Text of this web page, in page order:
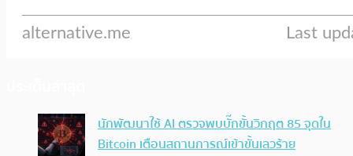
นักพัฒนาใช้ AI ตรวจพบบั๊กขั้นวิกฤต 85 จุดใน
Bitcoin เตือนสถานการณ์เข้าขั้นเลวร้าย